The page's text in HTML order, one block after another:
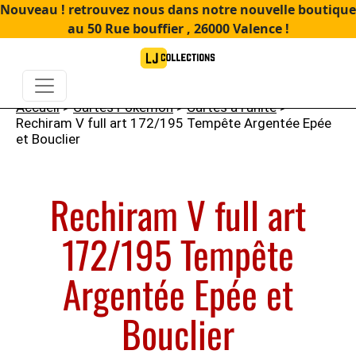
Nouveau ! retrouvez nous dans notre nouvelle boutique
au 50 Rue bouffier , 26000 Valence !
Accueil>Cartes Pokémon>Cartes à l'unité>
Rechiram V full art 172/195 Tempête Argentée Epée
et Bouclier
Rechiram V full art
172/195 Tempête
Argentée Epée et
Bouclier